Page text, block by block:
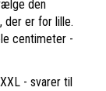
den
der er for lille.
centimeter -
- svarer til